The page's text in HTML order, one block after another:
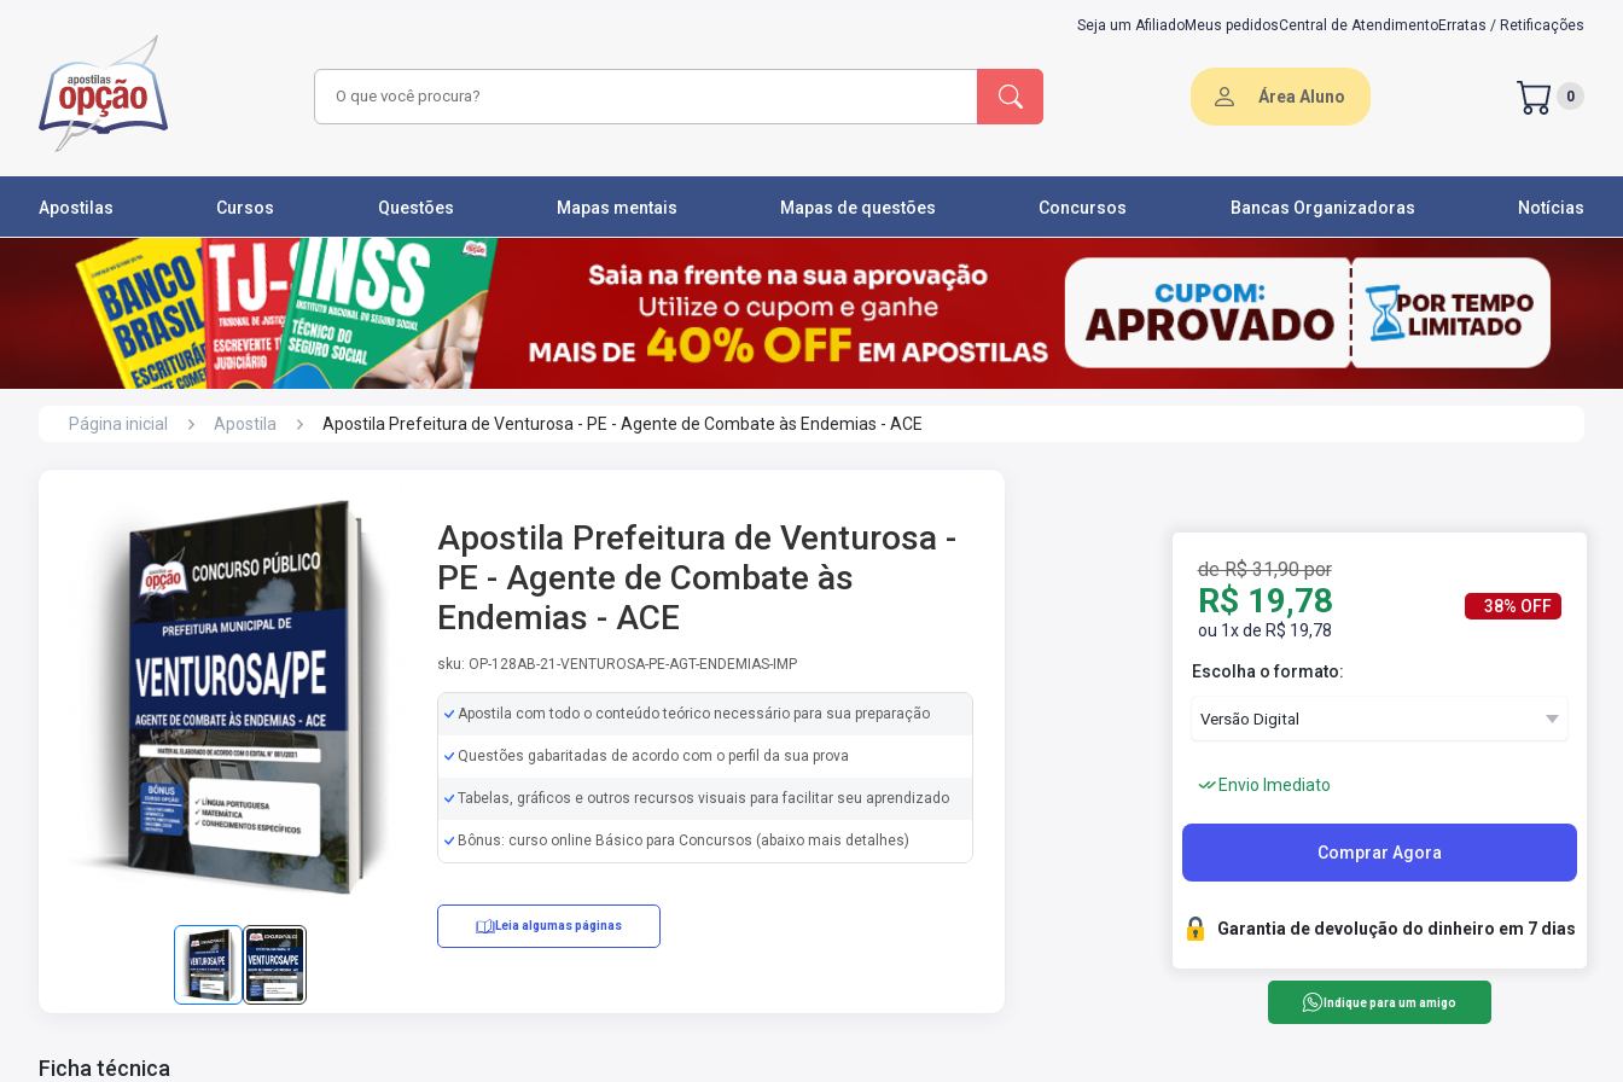
Seja um AfiliadoMeus pedidosCentral de AtendimentoErratas / Retificações
Área Aluno 0
Apostilas Cursos Questões Mapas mentais Mapas de questões Concursos Bancas Organizadoras Notícias
Página inicial Apostila Apostila Prefeitura de Venturosa - PE - Agente de Combate às Endemias - ACE
Apostila Prefeitura de Venturosa -
PE - Agente de Combate às
Endemias - ACE
sku: OP-128AB-21-VENTUROSA-PE-AGT-ENDEMIAS-IMP
Apostila com todo o conteúdo teórico necessário para sua preparação
Questões gabaritadas de acordo com o perfil da sua prova
Tabelas, gráficos e outros recursos visuais para facilitar seu aprendizado
Bônus: curso online Básico para Concursos (abaixo mais detalhes)
Leia algumas páginas
Ficha técnica
de R$ 31,90 por
R$ 19,78
ou 1x de R$ 19,78
38% OFF
Escolha o formato:
Envio Imediato
Comprar Agora
Garantia de devolução do dinheiro em 7 dias
Indique para um amigo